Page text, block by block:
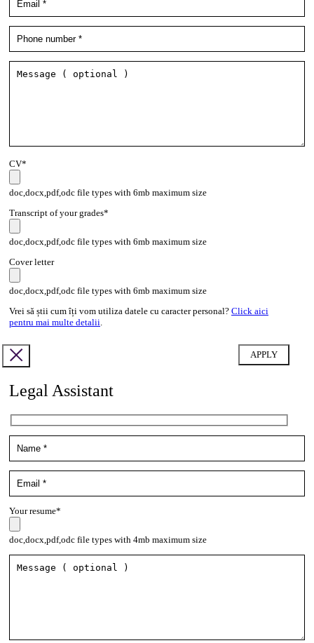
CV*
doc,docx,pdf,odc file types with 6mb maximum size
Transcript of your grades*
doc,docx,pdf,odc file types with 6mb maximum size
Cover letter
doc,docx,pdf,odc file types with 6mb maximum size
Vrei să știi cum îți vom utiliza datele cu caracter personal? Click aici
pentru mai multe detalii.
Legal Assistant
Your resume*
doc,docx,pdf,odc file types with 4mb maximum size